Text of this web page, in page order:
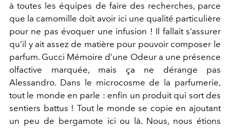
à toutes les équipes de faire des recherches, parce
que la camomille doit avoir ici une qualité particulière
pour ne pas évoquer une infusion ! Il fallait s’assurer
qu’il y ait assez de matière pour pouvoir composer le
parfum. Gucci Mémoire d’une Odeur a une présence
olfactive marquée, mais ça ne dérange pas
Alessandro. Dans le microcosme de la parfumerie,
tout le monde en parle : enfin un produit qui sort des
sentiers battus ! Tout le monde se copie en ajoutant
un peu de bergamote ici ou là. Nous, nous étions